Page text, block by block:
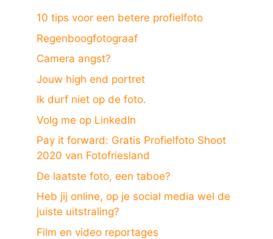
10 tips voor een betere profielfoto
Regenboogfotograaf
Camera angst?
Jouw high end portret
Ik durf niet op de foto.
Volg me op LinkedIn
Pay it forward: Gratis Profielfoto Shoot
2020 van Fotofriesland
De laatste foto, een taboe?
Heb jij online, op je social media wel de
juiste uitstraling?
Film en video reportages